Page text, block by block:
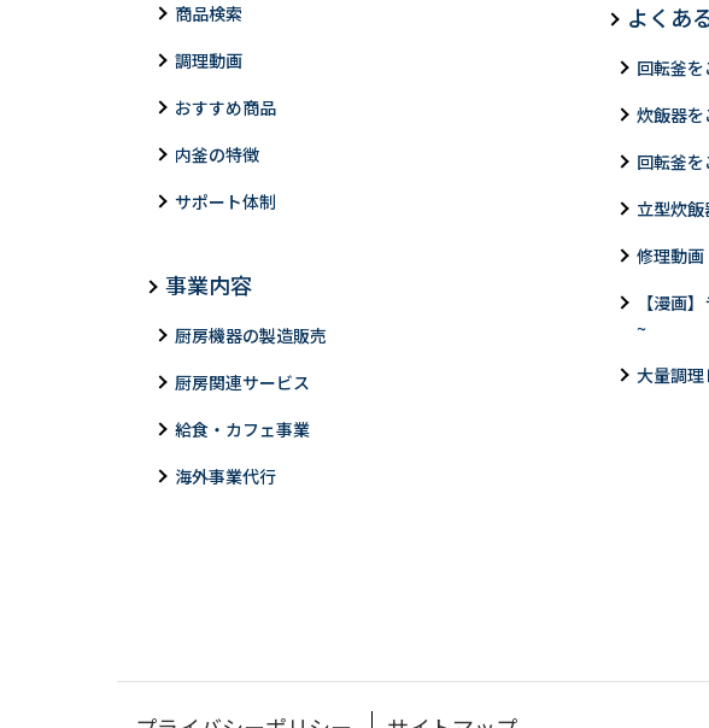
商品検索
調理動画
おすすめ商品
内釜の特徴
サポート体制
事業内容
厨房機器の製造販売
厨房関連サービス
給食・カフェ事業
海外事業代行
よくあ
回転釜
炊飯器
回転釜
立型炊
修理動画
【漫画
~
大量調